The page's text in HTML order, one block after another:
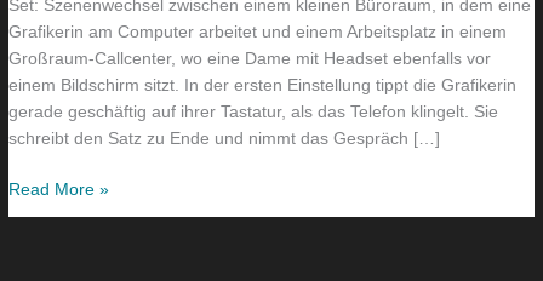
Set: Szenenwechsel zwischen einem kleinen Büroraum, in dem eine
Grafikerin am Computer arbeitet und einem Arbeitsplatz in einem
Großraum-Callcenter, wo eine Dame mit Headset ebenfalls vor
einem Bildschirm sitzt. In der ersten Einstellung tippt die Grafikerin
gerade geschäftig auf ihrer Tastatur, als das Telefon klingelt. Sie
schreibt den Satz zu Ende und nimmt das Gespräch […]
Read More »